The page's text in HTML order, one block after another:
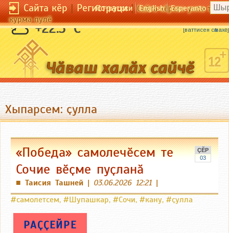
Сайта кӗр|Регистраци|Сайта кӗрсен унпа
курма пулӗ
По-русски English Esperanto
+22.3 °C Пиҫнӗ-пиҫмен иккӗ тӑрантарать.
[ваттисен сӑмахӗ]
Хыпарсем: ҫулла
ҪӖР
03
«Победа» самолечӗсем те
Сочие вӗҫме пуҫланӑ
■ Таисия Ташней | 03.06.2026 12:21 |
#самолетсем, #Шупашкар, #Сочи, #кану, #ҫулла
РАҪҪЕЙРЕ